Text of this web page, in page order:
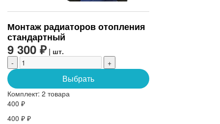
Монтаж радиаторов отопления
стандартный
9 300 ₽ | шт.
-
+
Выбрать
Комплект: 2 товара
400 ₽
400 ₽ ₽